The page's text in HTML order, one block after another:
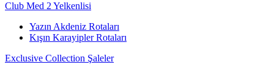
Club Med 2 Yelkenlisi
Yazın Akdeniz Rotaları
Kışın Karayipler Rotaları
Exclusive Collection Şaleler